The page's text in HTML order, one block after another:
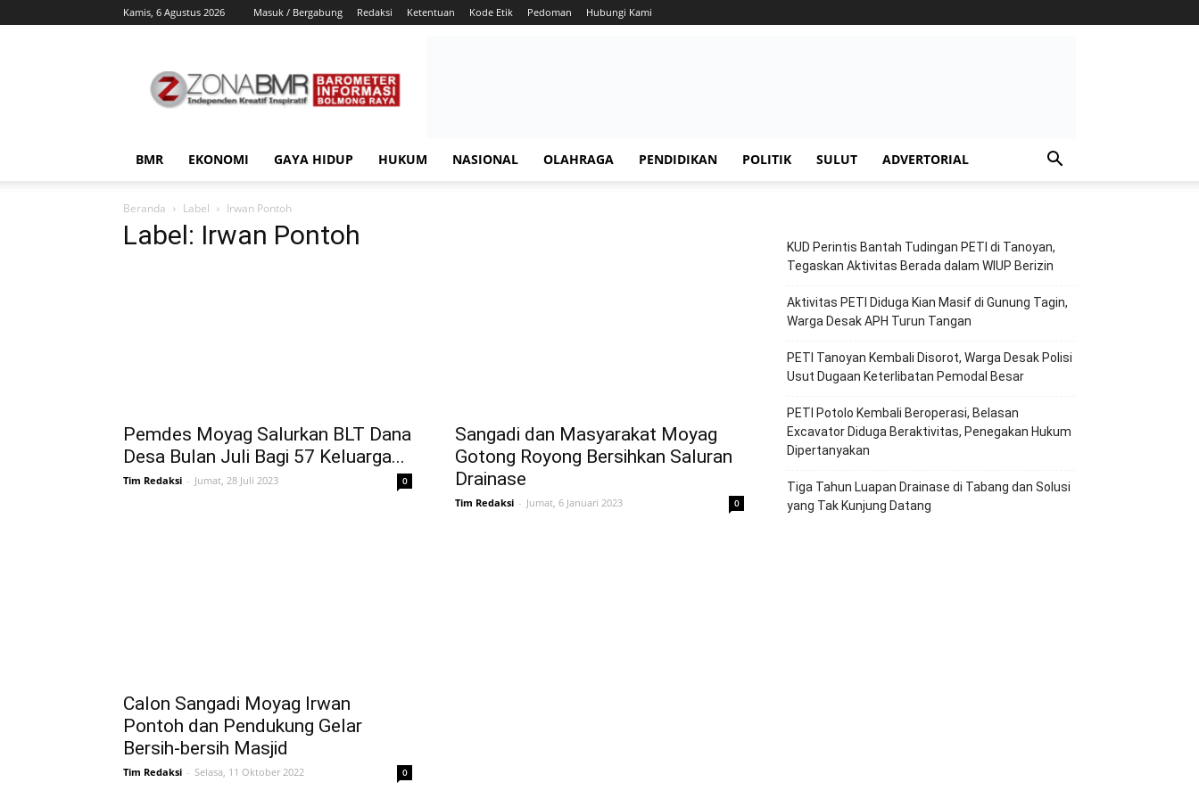
Kamis, 6 Agustus 2026 Masuk / Bergabung Redaksi Ketentuan Kode Etik Pedoman Hubungi Kami
BMR EKONOMI GAYA HIDUP HUKUM NASIONAL OLAHRAGA PENDIDIKAN POLITIK SULUT ADVERTORIAL
Beranda Label Irwan Pontoh
Label: Irwan Pontoh
Pemdes Moyag Salurkan BLT Dana
Desa Bulan Juli Bagi 57 Keluarga...
Tim Redaksi - Jumat, 28 Juli 2023 0
Sangadi dan Masyarakat Moyag
Gotong Royong Bersihkan Saluran
Drainase
Tim Redaksi - Jumat, 6 Januari 2023 0
Calon Sangadi Moyag Irwan
Pontoh dan Pendukung Gelar
Bersih-bersih Masjid
Tim Redaksi - Selasa, 11 Oktober 2022 0
KUD Perintis Bantah Tudingan PETI di Tanoyan,
Tegaskan Aktivitas Berada dalam WIUP Berizin
Aktivitas PETI Diduga Kian Masif di Gunung Tagin,
Warga Desak APH Turun Tangan
PETI Tanoyan Kembali Disorot, Warga Desak Polisi
Usut Dugaan Keterlibatan Pemodal Besar
PETI Potolo Kembali Beroperasi, Belasan
Excavator Diduga Beraktivitas, Penegakan Hukum
Dipertanyakan
Tiga Tahun Luapan Drainase di Tabang dan Solusi
yang Tak Kunjung Datang